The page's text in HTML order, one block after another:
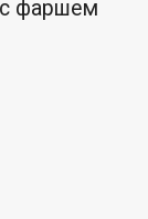
фаршем